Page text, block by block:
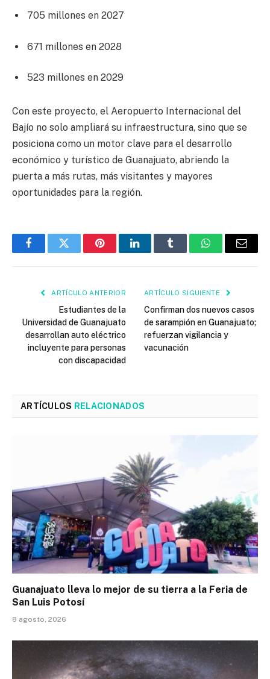
705 millones en 2027
671 millones en 2028
523 millones en 2029
Con este proyecto, el Aeropuerto Internacional del
Bajío no solo ampliará su infraestructura, sino que se
posiciona como un motor clave para el desarrollo
económico y turístico de Guanajuato, abriendo la
puerta a más rutas, más visitantes y mayores
oportunidades para la región.
FacebookTwitter PinterestLinkedInTumblr WhatsAppEmail
ARTÍCULO ANTERIOR
Estudiantes de la
Universidad de Guanajuato
desarrollan auto eléctrico
incluyente para personas
con discapacidad
ARTÍCULO SIGUIENTE
Confirman dos nuevos casos
de sarampión en Guanajuato;
refuerzan vigilancia y
vacunación
ARTÍCULOS RELACIONADOS
Guanajuato lleva lo mejor de su tierra a la Feria de
San Luis Potosí
8 agosto, 2026